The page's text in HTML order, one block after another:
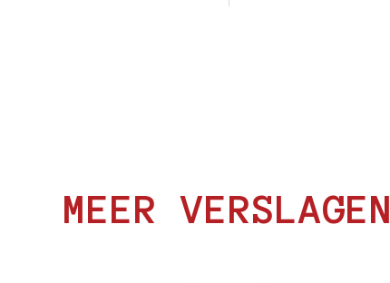
MEER VERSLAGEN